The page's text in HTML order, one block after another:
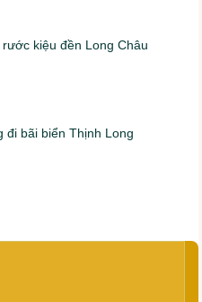
kiệu đền Long Châu
bãi biển Thịnh Long